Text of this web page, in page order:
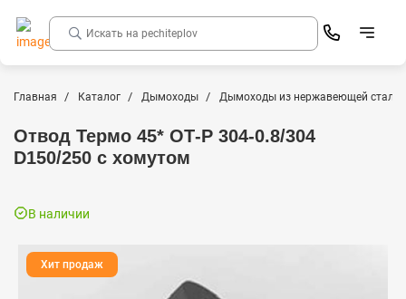
Главная Каталог Дымоходы Дымоходы из нержавеющей стали
Отвод Термо 45* ОТ-Р 304-0.8/304
D150/250 с хомутом
В наличии
Хит продаж